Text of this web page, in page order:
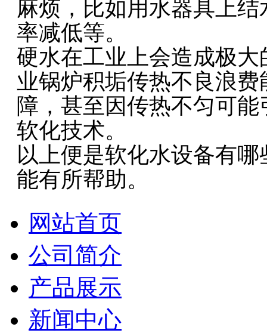
麻烦，比如用水器具上
率减低等。
硬水在工业上会造成极
业锅炉积垢传热不良浪
障，甚至因传热不匀可
软化技术。
以上便是软化水设备有
能有所帮助。
网站首页
公司简介
产品展示
新闻中心